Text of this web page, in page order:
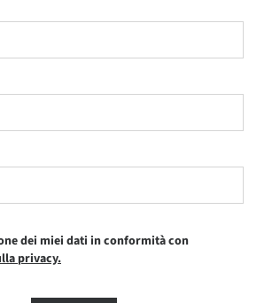
dei miei dati in conformità con
privacy.